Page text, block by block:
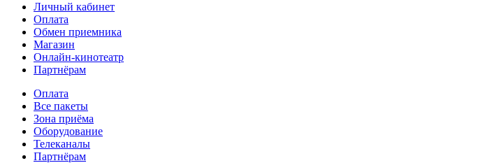
Личный кабинет
Оплата
Обмен приемника
Магазин
Онлайн-кинотеатр
Партнёрам
Оплата
Все пакеты
Зона приёма
Оборудование
Телеканалы
Партнёрам